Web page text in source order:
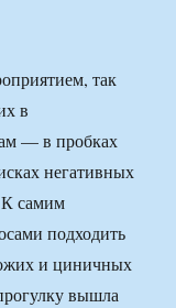
так
в
— в пробках
негативных
К самим
подходить
и циничных
вышла